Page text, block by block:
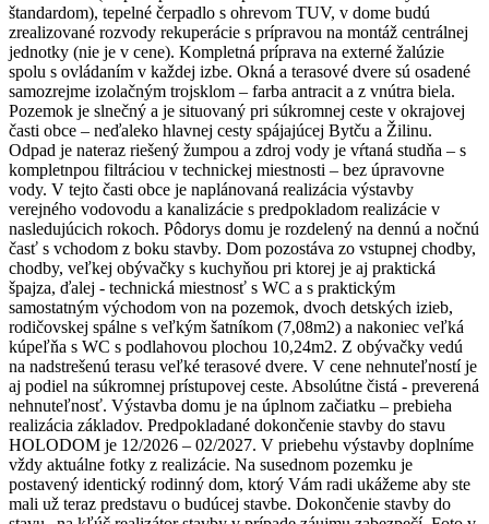
štandardom), tepelné čerpadlo s ohrevom TUV, v dome budú
zrealizované rozvody rekuperácie s prípravou na montáž centrálnej
jednotky (nie je v cene). Kompletná príprava na externé žalúzie
spolu s ovládaním v každej izbe. Okná a terasové dvere sú osadené
samozrejme izolačným trojsklom – farba antracit a z vnútra biela.
Pozemok je slnečný a je situovaný pri súkromnej ceste v okrajovej
časti obce – neďaleko hlavnej cesty spájajúcej Bytču a Žilinu.
Odpad je nateraz riešený žumpou a zdroj vody je vŕtaná studňa – s
kompletnpou filtráciou v technickej miestnosti – bez úpravovne
vody. V tejto časti obce je naplánovaná realizácia výstavby
verejného vodovodu a kanalizácie s predpokladom realizácie v
nasledujúcich rokoch. Pôdorys domu je rozdelený na dennú a nočnú
časť s vchodom z boku stavby. Dom pozostáva zo vstupnej chodby,
chodby, veľkej obývačky s kuchyňou pri ktorej je aj praktická
špajza, ďalej - technická miestnosť s WC a s praktickým
samostatným východom von na pozemok, dvoch detských izieb,
rodičovskej spálne s veľkým šatníkom (7,08m2) a nakoniec veľká
kúpeľňa s WC s podlahovou plochou 10,24m2. Z obývačky vedú
na nadstrešenú terasu veľké terasové dvere. V cene nehnuteľností je
aj podiel na súkromnej prístupovej ceste. Absolútne čistá - preverená
nehnuteľnosť. Výstavba domu je na úplnom začiatku – prebieha
realizácia základov. Predpokladané dokončenie stavby do stavu
HOLODOM je 12/2026 – 02/2027. V priebehu výstavby doplníme
vždy aktuálne fotky z realizácie. Na susednom pozemku je
postavený identický rodinný dom, ktorý Vám radi ukážeme aby ste
mali už teraz predstavu o budúcej stavbe. Dokončenie stavby do